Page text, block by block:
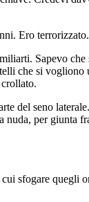
Ero
Sapevo
che si vogliono
del seno
per giunta
sfogare quegli